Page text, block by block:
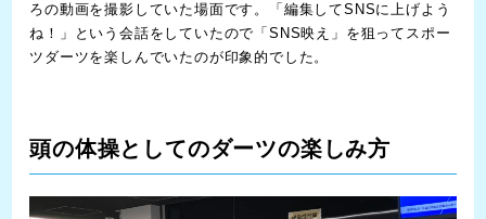
ろの動画を撮影していた場面です。「編集してSNSに上げよう
ね！」という会話をしていたので「SNS映え」を狙ってスポー
ツダーツを楽しんでいたのが印象的でした。
頭の体操としてのダーツの楽しみ方